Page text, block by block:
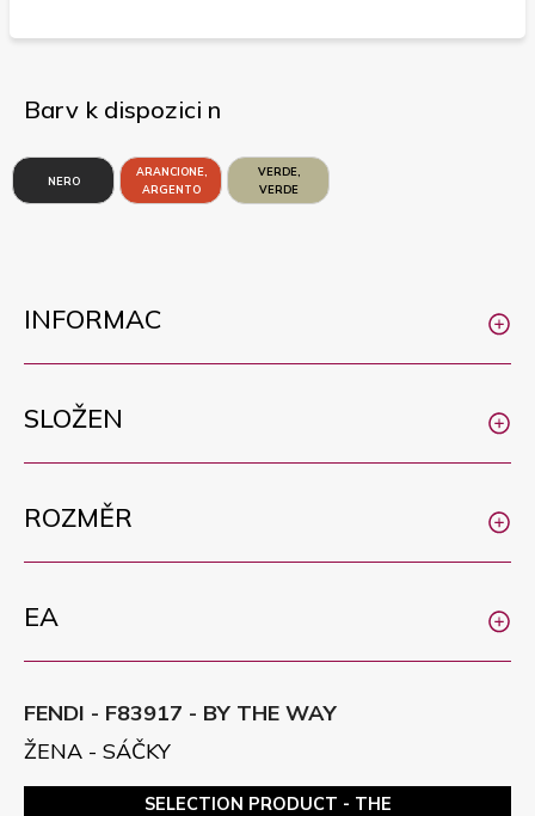
Barv k dispozici n
NERO
ARANCIONE,
ARGENTO
VERDE,
VERDE
CHIARO
INFORMAC
SLOŽEN
ROZMĚR
EA
FENDI - F83917 - BY THE WAY
ŽENA - SÁČKY
SELECTION PRODUCT - THE